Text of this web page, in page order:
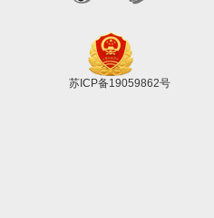
苏ICP备19059862号